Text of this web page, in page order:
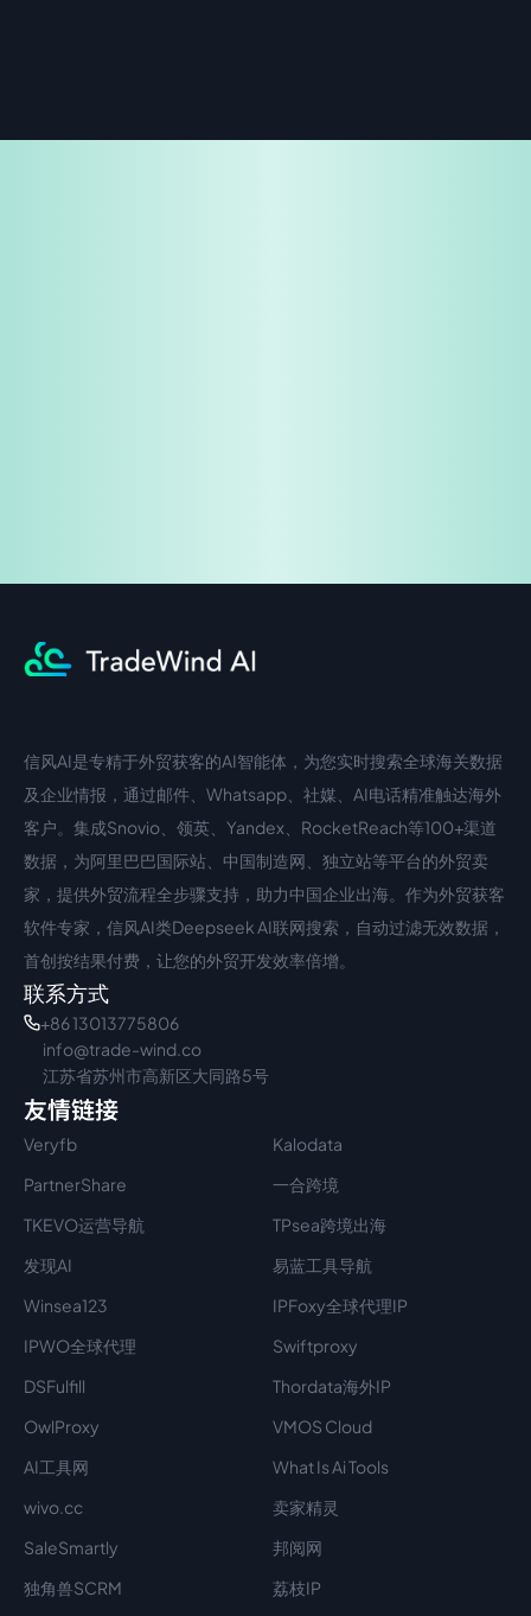
中文入口
信风AI是专精于外贸获客的AI智能体，为您实时搜索全球海关数据
及企业情报，通过邮件、Whatsapp、社媒、AI电话精准触达海外
客户。集成Snovio、领英、Yandex、RocketReach等100+渠道
数据，为阿里巴巴国际站、中国制造网、独立站等平台的外贸卖
家，提供外贸流程全步骤支持，助力中国企业出海。作为外贸获客
软件专家，信风AI类Deepseek AI联网搜索，自动过滤无效数据，
首创按结果付费，让您的外贸开发效率倍增。
联系方式
+86 13013775806
info@trade-wind.co
江苏省苏州市高新区大同路5号
友情链接
Veryfb
Kalodata
PartnerShare
一合跨境
TKEVO运营导航
TPsea跨境出海
发现AI
易蓝工具导航
Winsea123
IPFoxy全球代理IP
IPWO全球代理
Swiftproxy
DSFulfill
Thordata海外IP
OwlProxy
VMOS Cloud
AI工具网
What Is Ai Tools
wivo.cc
卖家精灵
SaleSmartly
邦阅网
独角兽SCRM
荔枝IP